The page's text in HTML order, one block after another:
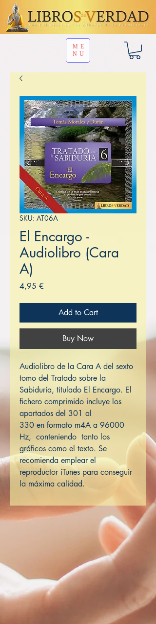
ME
NU
SKU: AT06A
El Encargo -
Audiolibro (Cara
A)
4,95 €
Add to Cart
Buy Now
Audiolibro de la Cara A del sexto
tomo del Tratado sobre la
Sabiduría, titulado El Encargo. El
fichero comprimido incluye los
apartados del 301 al
330 en formato m4A a 96000
Hz, conteniendo tanto los
gráficos como el texto. Se
recomienda emplear el
reproductor iTunes para conseguir
la máxima calidad.